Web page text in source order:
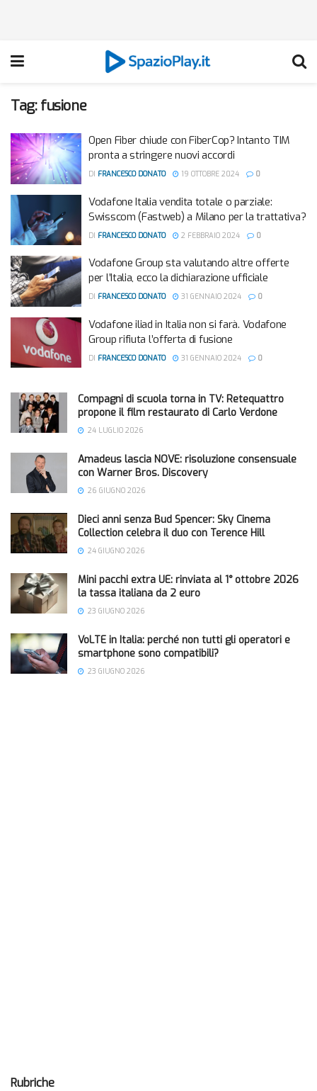
Tag:fusione
Open Fiber chiude con FiberCop? Intanto TIM
pronta a stringere nuovi accordi
DI FRANCESCO DONATO 19 OTTOBRE 2024 0
Vodafone Italia vendita totale o parziale:
Swisscom (Fastweb) a Milano per la trattativa?
DI FRANCESCO DONATO 2 FEBBRAIO 2024 0
Vodafone Group sta valutando altre offerte
per l’Italia, ecco la dichiarazione ufficiale
DI FRANCESCO DONATO 31 GENNAIO 2024 0
Vodafone iliad in Italia non si farà. Vodafone
Group rifiuta l’offerta di fusione
DI FRANCESCO DONATO 31 GENNAIO 2024 0
Compagni di scuola torna in TV: Retequattro
propone il film restaurato di Carlo Verdone
24 LUGLIO 2026
Amadeus lascia NOVE: risoluzione consensuale
con Warner Bros. Discovery
26 GIUGNO 2026
Dieci anni senza Bud Spencer: Sky Cinema
Collection celebra il duo con Terence Hill
24 GIUGNO 2026
Mini pacchi extra UE: rinviata al 1° ottobre 2026
la tassa italiana da 2 euro
23 GIUGNO 2026
VoLTE in Italia: perché non tutti gli operatori e
smartphone sono compatibili?
23 GIUGNO 2026
Rubriche